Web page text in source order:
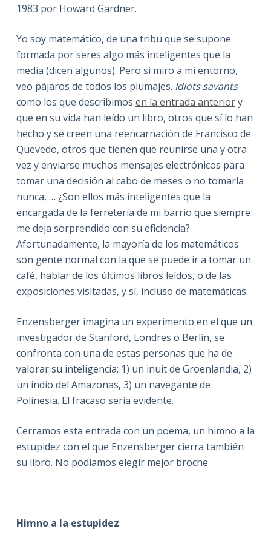
1983 por Howard Gardner.
Yo soy matemático, de una tribu que se supone
formada por seres algo más inteligentes que la
media (dicen algunos). Pero si miro a mi entorno,
veo pájaros de todos los plumajes. Idiots savants
como los que describimos en la entrada anteriory
que en su vida han leído un libro, otros que sí lo han
hecho y se creen una reencarnación de Francisco de
Quevedo, otros que tienen que reunirse una y otra
vez y enviarse muchos mensajes electrónicos para
tomar una decisión al cabo de meses o no tomarla
nunca, … ¿Son ellos más inteligentes que la
encargada de la ferretería de mi barrio que siempre
me deja sorprendido con su eficiencia?
Afortunadamente, la mayoría de los matemáticos
son gente normal con la que se puede ir a tomar un
café, hablar de los últimos libros leídos, o de las
exposiciones visitadas, y sí, incluso de matemáticas.
Enzensberger imagina un experimento en el que un
investigador de Stanford, Londres o Berlín, se
confronta con una de estas personas que ha de
valorar su inteligencia: 1) un inuit de Groenlandia, 2)
un indio del Amazonas, 3) un navegante de
Polinesia. El fracaso sería evidente.
Cerramos esta entrada con un poema, un himno a la
estupidez con el que Enzensberger cierra también
su libro. No podíamos elegir mejor broche.
Himno a la estupidez